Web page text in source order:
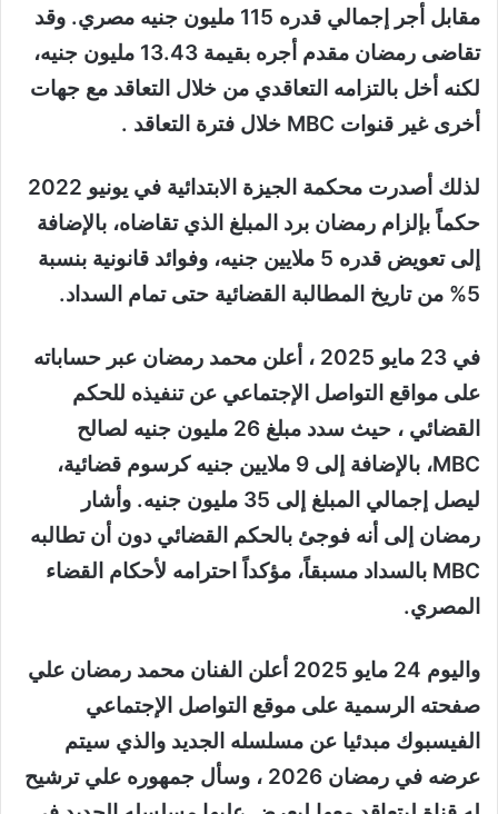
مقابل أجر إجمالي قدره 115 مليون جنيه مصري. وقد
تقاضى رمضان مقدم أجره بقيمة 13.43 مليون جنيه،
لكنه أخل بالتزامه التعاقدي من خلال التعاقد مع جهات
أخرى غير قنوات MBC خلال فترة التعاقد .
لذلك أصدرت محكمة الجيزة الابتدائية في يونيو 2022
حكماً بإلزام رمضان برد المبلغ الذي تقاضاه، بالإضافة
إلى تعويض قدره 5 ملايين جنيه، وفوائد قانونية بنسبة
5% من تاريخ المطالبة القضائية حتى تمام السداد.
في 23 مايو 2025 ، أعلن محمد رمضان عبر حساباته
على مواقع التواصل الإجتماعي عن تنفيذه للحكم
القضائي ، حيث سدد مبلغ 26 مليون جنيه لصالح
MBC، بالإضافة إلى 9 ملايين جنيه كرسوم قضائية،
ليصل إجمالي المبلغ إلى 35 مليون جنيه. وأشار
رمضان إلى أنه فوجئ بالحكم القضائي دون أن تطالبه
MBC بالسداد مسبقاً، مؤكداً احترامه لأحكام القضاء
المصري.
واليوم 24 مايو 2025 أعلن الفنان محمد رمضان علي
صفحته الرسمية على موقع التواصل الإجتماعي
الفيسبوك مبدئيا عن مسلسله الجديد والذي سيتم
عرضه في رمضان 2026 ، وسأل جمهوره علي ترشيح